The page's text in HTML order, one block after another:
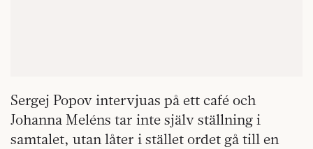
Sergej Popov intervjuas på ett café och
Johanna Meléns tar inte själv ställning i
samtalet, utan låter i stället ordet gå till en